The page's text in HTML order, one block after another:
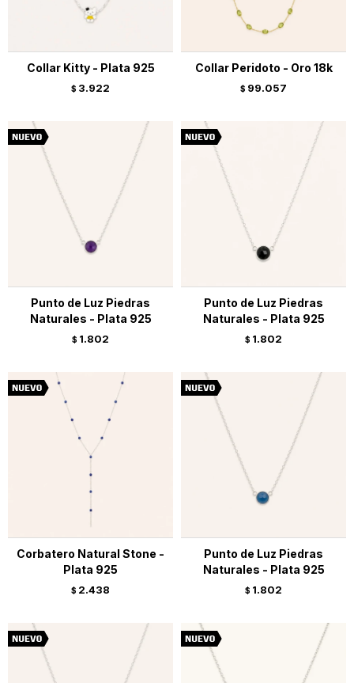
Collar Kitty - Plata 925
$ 3.922
Collar Peridoto - Oro 18k
$ 99.057
Punto de Luz Piedras
Naturales - Plata 925
$ 1.802
Punto de Luz Piedras
Naturales - Plata 925
$ 1.802
Corbatero Natural Stone -
Plata 925
$ 2.438
Punto de Luz Piedras
Naturales - Plata 925
$ 1.802